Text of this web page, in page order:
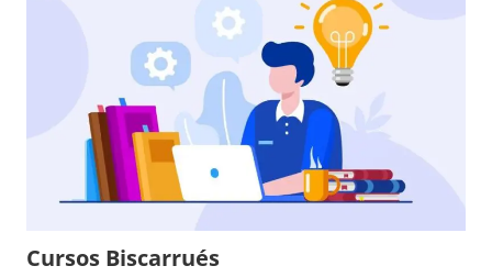
Cursos Biscarrués